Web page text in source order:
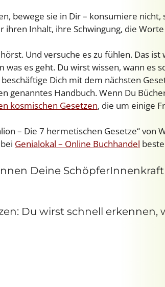
bewege sie in Dir – konsumiere nicht,
ihren Inhalt, ihre Schwingung, die
Und versuche es zu fühlen. Das ist
es geht. Du wirst wissen, wann es
Dich mit dem nächsten
genanntes Handbuch. Wenn Du
kosmischen Gesetzen, die um einige
– Die 7 hermetischen Gesetze“ von
Genialokal – Online Buchhandel
Deine
Du wirst schnell erkennen,